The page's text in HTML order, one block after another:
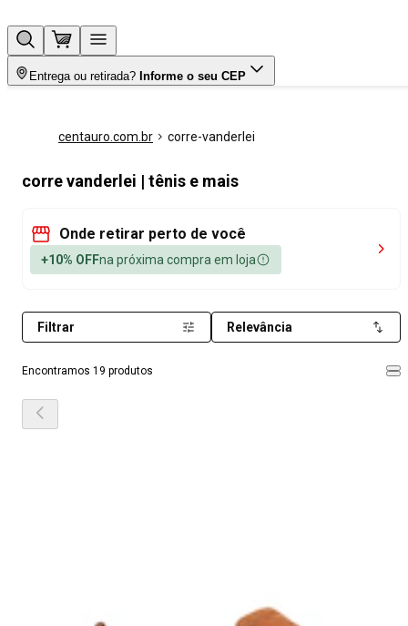
Entrega ou retirada? Informe o seu CEP
centauro.com.br corre-vanderlei
corre vanderlei | tênis e mais
Onde retirar perto de você
+10% OFFna próxima compra em loja
Encontramos 19 produtos
Filtrar Relevância